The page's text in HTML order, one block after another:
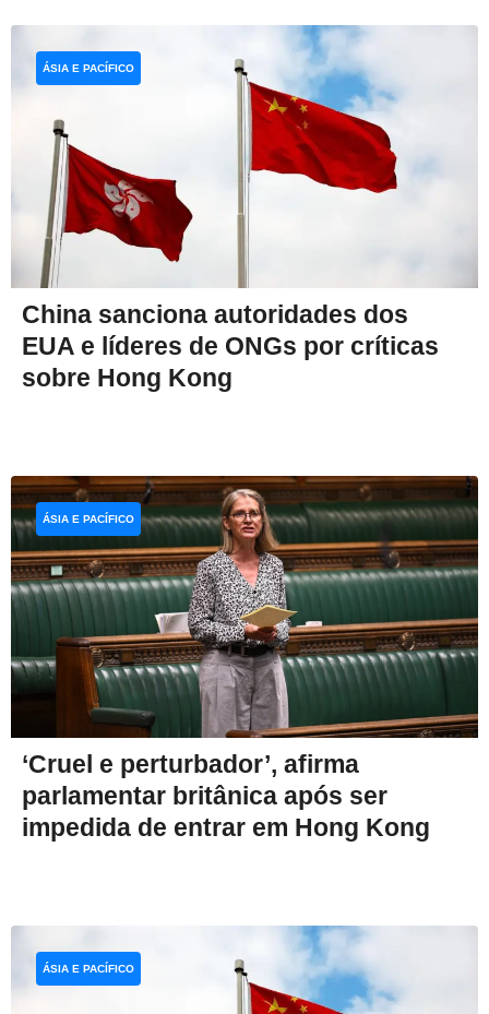
China sanciona autoridades dos
EUA e líderes de ONGs por críticas
sobre Hong Kong
ÁSIA E PACÍFICO
‘Cruel e perturbador’, afirma
parlamentar britânica após ser
impedida de entrar em Hong Kong
ÁSIA E PACÍFICO
ÁSIA E PACÍFICO